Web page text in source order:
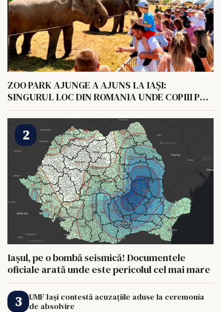
ZOO PARK AJUNGE A AJUNS LA IAȘI:
SINGURUL LOC DIN ROMANIA UNDE COPIII POT
HRANI UN ELEFANT
Iașul, pe o bombă seismică! Documentele
oficiale arată unde este pericolul cel mai mare
UMF Iași contestă acuzațiile aduse la ceremonia
de absolvire